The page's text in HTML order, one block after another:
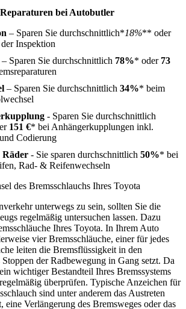
bei Autobutler
– Sparen Sie durchschnittlich*18%** oder
Inspektion
– Sparen Sie durchschnittlich 78%* oder 73
– Sparen Sie durchschnittlich 34%* beim
- Sparen Sie durchschnittlich
151 €* bei Anhängerkupplungen inkl.
Codierung
Räder - Sie sparen durchschnittlich 50%* bei
Rad- & Reifenwechseln
des Bremsschlauchs Ihres Toyota
unterwegs zu sein, sollten Sie die
regelmäßig untersuchen lassen. Dazu
Ihres Toyota. In Ihrem Auto
vier Bremsschläuche, einer für jedes
leiten die Bremsflüssigkeit in den
Stoppen der Radbewegung in Gang setzt. Da
wichtiger Bestandteil Ihres Bremssystems
überprüfen. Typische Anzeichen für
sind unter anderem das Austreten
eine Verlängerung des Bremsweges oder das